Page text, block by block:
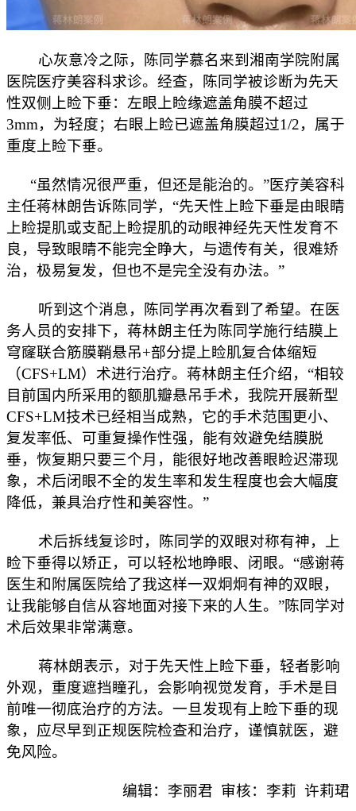
心灰意冷之际，陈同学慕名来到湘南学院附属
医院医疗美容科求诊。经查，陈同学被诊断为先天
性双侧上睑下垂：左眼上睑缘遮盖角膜不超过
3mm，为轻度；右眼上睑已遮盖角膜超过1/2，属于
重度上睑下垂。
“虽然情况很严重，但还是能治的。”医疗美容科
主任蒋林朗告诉陈同学，“先天性上睑下垂是由眼睛
上睑提肌或支配上睑提肌的动眼神经先天性发育不
良，导致眼睛不能完全睁大，与遗传有关，很难矫
治，极易复发，但也不是完全没有办法。”
听到这个消息，陈同学再次看到了希望。在医
务人员的安排下，蒋林朗主任为陈同学施行结膜上
穹窿联合筋膜鞘悬吊+部分提上睑肌复合体缩短
（CFS+LM）术进行治疗。蒋林朗主任介绍，“相较
目前国内所采用的额肌瓣悬吊手术，我院开展新型
CFS+LM技术已经相当成熟，它的手术范围更小、
复发率低、可重复操作性强，能有效避免结膜脱
垂，恢复期只要三个月，能很好地改善眼睑迟滞现
象，术后闭眼不全的发生率和发生程度也会大幅度
降低，兼具治疗性和美容性。”
术后拆线复诊时，陈同学的双眼对称有神，上
睑下垂得以矫正，可以轻松地睁眼、闭眼。“感谢蒋
医生和附属医院给了我这样一双炯炯有神的双眼，
让我能够自信从容地面对接下来的人生。”陈同学对
术后效果非常满意。
蒋林朗表示，对于先天性上睑下垂，轻者影响
外观，重度遮挡瞳孔，会影响视觉发育，手术是目
前唯一彻底治疗的方法。一旦发现有上睑下垂的现
象，应尽早到正规医院检查和治疗，谨慎就医，避
免风险。
编辑：李丽君 审核：李莉 许莉珺